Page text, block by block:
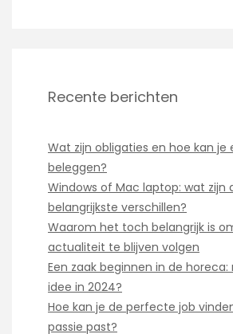
Recente berichten
Wat zijn obligaties en hoe kan je
beleggen?
Windows of Mac laptop: wat zijn
belangrijkste verschillen?
Waarom het toch belangrijk is
actualiteit te blijven volgen
Een zaak beginnen in de
idee in 2024?
Hoe kan je de perfecte job
passie past?